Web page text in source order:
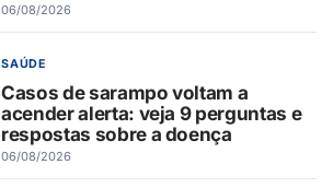
06/08/2026
SAÚDE
Casos de sarampo voltam a
acender alerta: veja 9 perguntas e
respostas sobre a doença
06/08/2026